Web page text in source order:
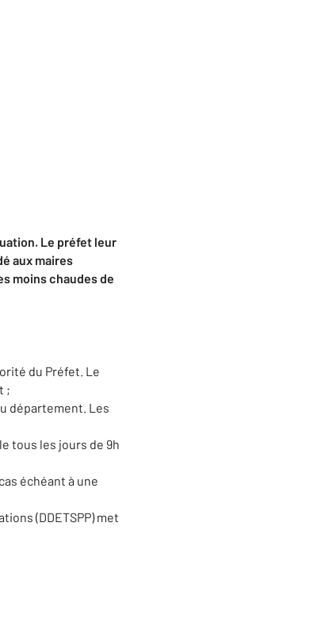
Le préfet leur
aux maires
moins chaudes de
du Préfet. Le
;
département. Les
tous les jours de 9h
échéant à une
(DDETSPP) met